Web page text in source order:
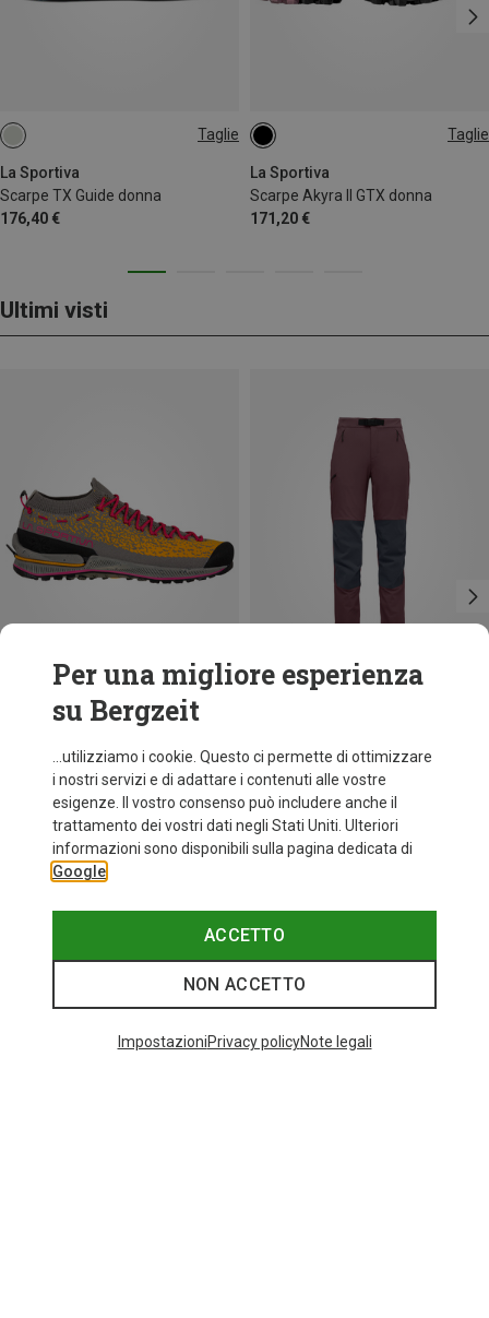
Taglie
La Sportiva
Scarpe TX Guide donna
176,40 €
Taglie
La Sportiva
Scarpe Akyra II GTX donna
171,20 €
38.5
40.5
41.5
Ultimi visti
Risparmi 44%
Per una migliore esperienza
su Bergzeit
...utilizziamo i cookie. Questo ci permette di ottimizzare
i nostri servizi e di adattare i contenuti alle vostre
esigenze. Il vostro consenso può includere anche il
trattamento dei vostri dati negli Stati Uniti. Ulteriori
informazioni sono disponibili sulla pagina dedicata di
Google
ACCETTO
NON ACCETTO
ImpostazioniPrivacy policyNote legali